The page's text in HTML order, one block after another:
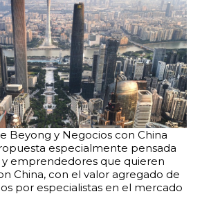
Beyong y Negocios con China
especialmente pensada
y emprendedores que quieren
China, con el valor agregado de
por especialistas en el mercado